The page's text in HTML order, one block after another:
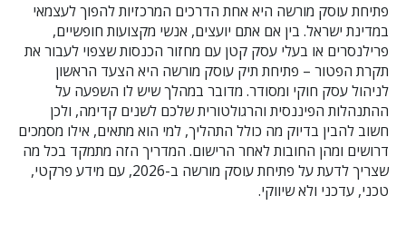
פתיחת עוסק מורשה היא אחת הדרכים המרכזיות להפוך לעצמאי
במדינת ישראל. בין אם אתם יועצים, אנשי מקצועות חופשיים,
פרילנסרים או בעלי עסק קטן עם מחזור הכנסות שצפוי לעבור את
תקרת הפטור – פתיחת תיק עוסק מורשה היא הצעד הראשון
לניהול עסק חוקי ומסודר. מדובר במהלך שיש לו השפעה על
ההתנהלות הפיננסית והרגולטורית שלכם לשנים קדימה, ולכן
חשוב להבין בדיוק מה כולל התהליך, למי הוא מתאים, אילו מסמכים
דרושים ומהן החובות לאחר הרישום. המדריך הזה מתמקד בכל מה
שצריך לדעת על פתיחת עוסק מורשה ב-2026, עם מידע פרקטי,
טכני, עדכני ולא שיווקי.